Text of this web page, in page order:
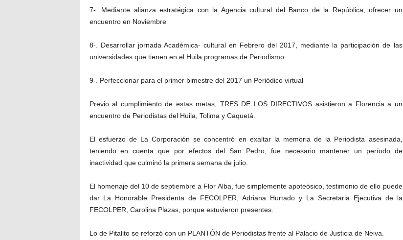
7-. Mediante alianza estratégica con la Agencia cultural del Banco de la República, ofrecer un
encuentro en Noviembre
8-. Desarrollar jornada Académica- cultural en Febrero del 2017, mediante la participación de las
universidades que tienen en el Huila programas de Periodismo
9-. Perfeccionar para el primer bimestre del 2017 un Periódico virtual
Previo al cumplimiento de estas metas, TRES DE LOS DIRECTIVOS asistieron a Florencia a un
encuentro de Periodistas del Huila, Tolima y Caquetá.
El esfuerzo de La Corporación se concentró en exaltar la memoria de la Periodista asesinada,
teniendo en cuenta que por efectos del San Pedro, fue necesario mantener un período de
inactividad que culminó la primera semana de julio.
El homenaje del 10 de septiembre a Flor Alba, fue simplemente apoteósico, testimonio de ello puede
dar La Honorable Presidenta de FECOLPER, Adriana Hurtado y La Secretaria Ejecutiva de la
FECOLPER, Carolina Plazas, porque estuvieron presentes.
Lo de Pitalito se reforzó con un PLANTÓN de Periodistas frente al Palacio de Justicia de Neiva.